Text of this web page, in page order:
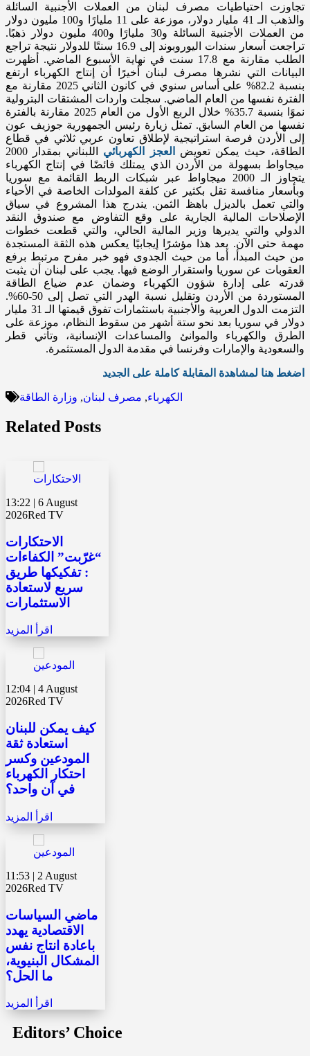
تجاوزت احتياطيات مصرف لبنان من العملات الأجنبية السائلة
والذهب الـ 41 مليار دولار، موزعة على 11 مليارًا و100 مليون دولار
من العملات الأجنبية السائلة و30 مليارًا و400 مليون دولار ذهبًا.
تراجعت أسعار سندات اليوروبوند إلى 16.9 سنتًا للدولار نتيجة تراجع
الطلب مقارنة مع 17.8 سنت في نهاية الأسبوع الماضي. أظهرت
البيانات التي نشرها مصرف لبنان أخيرًا أن إنتاج الكهرباء ارتفع
بنسبة 82.2% على أساس سنوي في كانون الثاني 2025 مقارنة مع
الفترة نفسها من العام الماضي. سجلت واردات المشتقات البترولية
نموًا بنسبة 35.7% خلال الربع الأول من العام 2025 مقارنة بالفترة
نفسها من العام السابق. تمثل زيارة رئيس الجمهورية جوزيف عون
إلى الأردن فرصة استراتيجية لإطلاق تعاون عربي ثلاثي في قطاع
الطاقة، حيث يمكن تعويض
العجز الكهربائي
اللبناني بمقدار 2000
ميجاواط بسهولة من الأردن الذي يمتلك فائضًا في إنتاج الكهرباء
يتجاوز الـ 2000 ميجاواط عبر شبكات الربط القائمة مع سوريا
وبأسعار منافسة تقل بكثير عن كلفة المولدات الخاصة في الأحياء
والتي تعمل بالديزل باهظ الثمن. يندرج هذا المشروع في سياق
الإصلاحات المالية الجارية على وقع التفاوض مع صندوق النقد
الدولي والتي يديرها وزير المالية الحالي، والتي قطعت خطوات
مهمة حتى الآن. يعد هذا مؤشرًا إيجابيًا يعكس هذه الثقة المستجدة
من حيث المبدأ، أما من حيث الجدوى فهو خبر مفرح مرتبط برفع
العقوبات عن سوريا واستقرار الوضع فيها. يجب على لبنان أن يثبت
قدرته على إدارة شؤون الكهرباء وضمان عدم ضياع الطاقة
المستوردة من الأردن وتقليل نسبة الهدر التي تصل إلى 50-60%.
التزمت الدول العربية والأجنبية باستثمارات تفوق قيمتها الـ 31 مليار
دولار في سوريا بعد نحو ستة أشهر من سقوط النظام، موزعة على
الطرق والكهرباء والموانئ والمساعدات الإنسانية، وتأتي قطر
والسعودية والإمارات وفرنسا في مقدمة الدول المستثمرة.
اضغط هنا لمشاهدة المقابلة كاملة على الجديد
الكهرباء, مصرف لبنان, وزارة الطاقة
Related Posts
13:22 | 6 August
2026Red TV
الاحتكارات
“غرّبت” الكفاءات
: تفكيكها طريق
سريع لاستعادة
الاستثمارات
اقرأ المزيد
12:04 | 4 August
2026Red TV
كيف يمكن للبنان
استعادة ثقة
المودعين وكسر
احتكار الكهرباء
في آن واحد؟
اقرأ المزيد
11:53 | 2 August
2026Red TV
ماضي السياسات
الاقتصادية يهدد
باعادة انتاج نفس
المشكال البنيوية،
ما الحل؟
اقرأ المزيد
Editors’ Choice